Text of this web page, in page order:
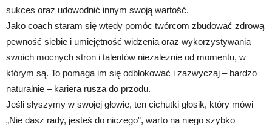
sukces oraz udowodnić innym swoją wartość.
Jako coach staram się wtedy pomóc twórcom zbudować zdrową
pewność siebie i umiejętność widzenia oraz wykorzystywania
swoich mocnych stron i talentów niezależnie od momentu, w
którym są. To pomaga im się odblokować i zazwyczaj – bardzo
naturalnie – kariera rusza do przodu.
Jeśli słyszymy w swojej głowie, ten cichutki głosik, który mówi
„Nie dasz rady, jesteś do niczego”, warto na niego szybko